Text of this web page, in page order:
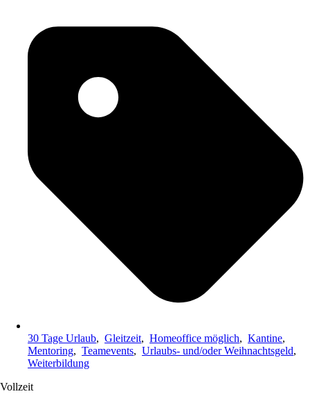
30 Tage Urlaub, Gleitzeit, Homeoffice möglich, Kantine,
Mentoring, Teamevents, Urlaubs- und/oder Weihnachtsgeld,
Weiterbildung
Vollzeit